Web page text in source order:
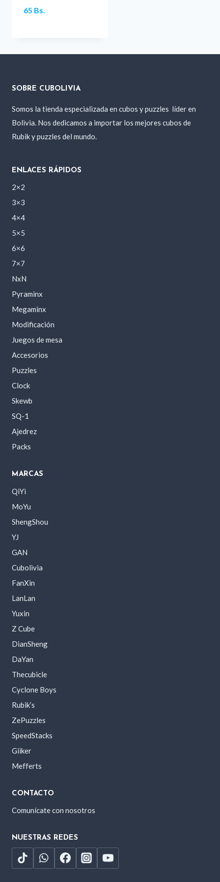
65 Bs.
SOBRE CUBOLIVIA
Somos la tienda especializada en cubos y puzzles líder en
Bolivia. Nos dedicamos a importar los mejores cubos de
Rubik y puzzles del mundo.
ENLACES RÁPIDOS
2×2
3×3
4×4
5×5
6×6
7×7
NxN
Pyraminx
Megaminx
Modificación
Juegos de mesa
Accesorios
Puzzles
Clock
Skewb
SQ-1
Ajedrez
Packs
MARCAS
QiYi
MoYu
ShengShou
YJ
GAN
Cubolivia
FanXin
LanLan
Yuxin
Z Cube
DianSheng
DaYan
Thecubicle
Cyclone Boys
Rubik’s
ZePuzzles
SpeedStacks
Giiker
Mefferts
CONTACTO
Comunícate con nosotros
NUESTRAS REDES